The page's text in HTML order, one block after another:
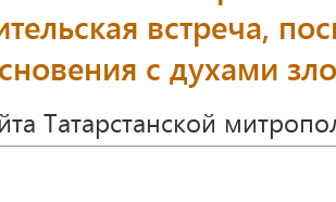
встреча,
с духами
Татарстанской